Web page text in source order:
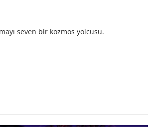
seven bir kozmos yolcusu.